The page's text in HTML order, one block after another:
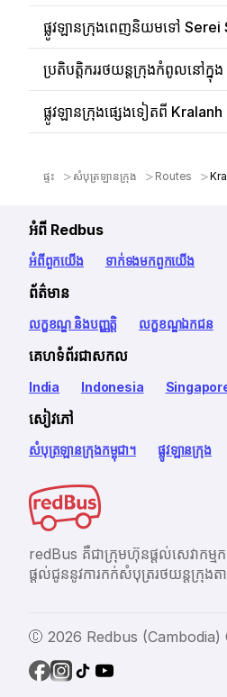
ផ្លូវឡានក្រុងពេញនិយមទៅ Serei
ប្រតិបត្តិកររថយន្តក្រុងកំពូលនៅក្នុ
ផ្លូវឡានក្រុងផ្សេងទៀតពី Kralanh
ផ្ទះ សំបុត្រឡានក្រុង Routes
អំពី Redbus
អំពី​ពួក​យើង ទាក់ទង​មក​ពួក​យើង
ព័ត៌មាន
លក្ខខណ្ឌ និងបញ្ញត្តិ លក្ខខណ្ឌឯកជន
គេហទំព័រជាសកល
India Indonesia
សៀវភៅ
សំបុត្រឡានក្រុងកម្ពុជា។ ផ្លូវឡានក្រុង
redBus គឺជាក្រុមហ៊ុនផ្តល់សេវាក
ផ្ដល់ជូននូវការកក់សំបុត្ររថយន្តក្រុ
Ⓒ 2026 Redbus (Cambodia)